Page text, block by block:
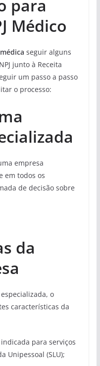
para
Médico
seguir alguns
junto à Receita
um passo a passo
o processo:
empresa
em todos os
de decisão sobre
da
o
características da
para serviços
Unipessoal (SLU);